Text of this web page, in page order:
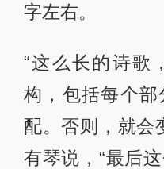
字左右。
“这么长的诗歌
构，包括每个
配。否则，就会
有琴说，“最后